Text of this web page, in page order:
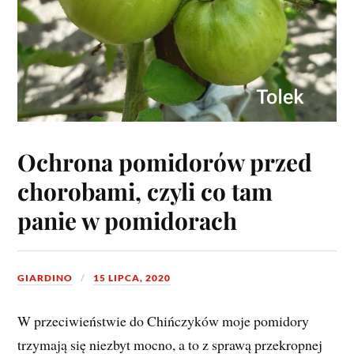
Ochrona pomidorów przed
chorobami, czyli co tam
panie w pomidorach
GIARDINO 15 LIPCA, 2020
W przeciwieństwie do Chińczyków moje pomidory
trzymają się niezbyt mocno, a to z sprawą przekropnej